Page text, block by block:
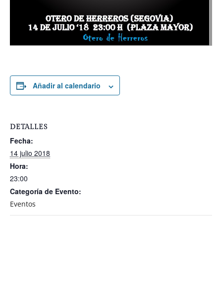
Añadir al calendario
DETALLES
Fecha:
14 julio 2018
Hora:
23:00
Categoría de Evento:
Eventos